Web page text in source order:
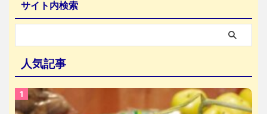
サイト内検索
人気記事